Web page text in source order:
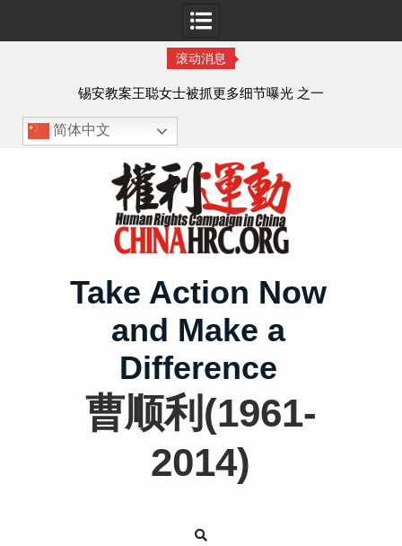
滚动消息
锡安教案王聪女士被抓更多细节曝光 之一
简体中文
Take Action Now
and Make a
Difference
曹顺利(1961-
2014)